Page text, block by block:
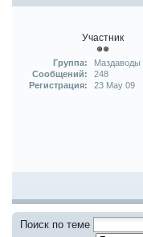
Участник
Группа:
Маздаводы
Сообщений:
248
Регистрация:
23 May 09
Поиск по теме